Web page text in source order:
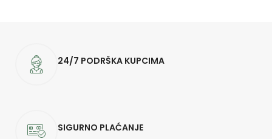
24/7 PODRŠKA KUPCIMA
SIGURNO PLAĆANJE